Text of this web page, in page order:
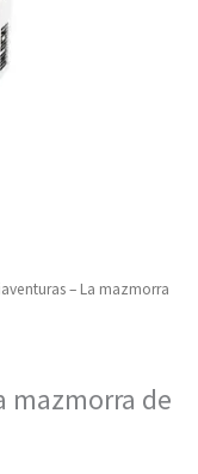
– La mazmorra
mazmorra de